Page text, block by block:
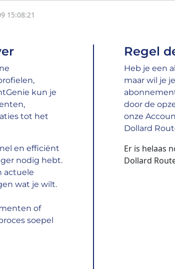
15:08:21
kun je
tot het
en efficiënt
nodig hebt.
actuele
wat je wilt.
of
soepel
Regel
Heb je een
maar wil je
door de
onze
Dollard
Er is helaas
Dollard